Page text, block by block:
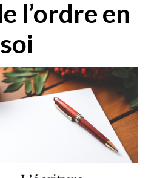
l’ordre en
soi